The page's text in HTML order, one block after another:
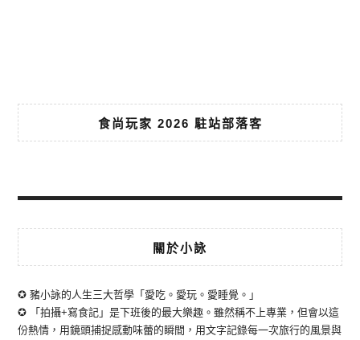
食尚玩家 2026 駐站部落客
關於小詠
✪ 豬小詠的人生三大哲學「愛吃。愛玩。愛睡覺。」
✪ 「拍攝+寫食記」是下班後的最大樂趣。雖然稱不上專業，但會以這
份熱情，用鏡頭捕捉感動味蕾的瞬間，用文字記錄每一次旅行的風景與